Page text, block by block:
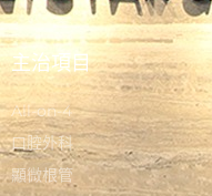
主治項目
All-on-4
口腔外科
顯微根管